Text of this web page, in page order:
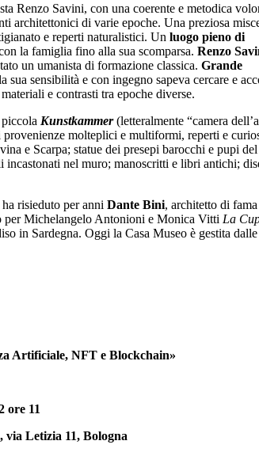
Renzo Savini, con una coerente e metodica
architettonici di varie epoche. Una preziosa
e reperti naturalistici. Un luogo pieno di
la famiglia fino alla sua scomparsa. Renzo
un umanista di formazione classica. Grande
sua sensibilità e con ingegno sapeva cercare e
e contrasti tra epoche diverse.
Kunstkammer(letteralmente “camera
molteplici e multiformi, reperti e
e Scarpa; statue dei presepi barocchi e pupi del
incastonati nel muro; manoscritti e libri antichi;
risieduto per anni Dante Bini, architetto di fama
per Michelangelo Antonioni e Monica Vitti La
in Sardegna. Oggi la Casa Museo è gestita
Artificiale, NFT e Blockchain»
ore 11
via Letizia 11, Bologna